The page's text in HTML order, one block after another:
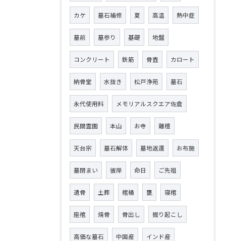
カケ 墓石補修 夏 高温 熱中症
墓前 墓参り 基礎 地盤
コンクリート 鉄筋 骨壺 カロート
納骨堂 水抜き 松戸浄苑 墓石
永代使用料 メモリアルスクエア佐倉
民間霊園 本山 お寺 離檀
天台宗 墓石解体 墓地返還 お布施
墓閉まい 彼岸 命日 ご先祖
遺骨 土葬 棺桶 甕 寝棺
座棺 焼骨 骨出し 掘り起こし
高価な墓石 中国産 インド産